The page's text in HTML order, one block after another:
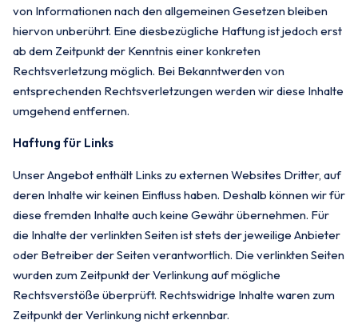
von Informationen nach den allgemeinen Gesetzen bleiben
hiervon unberührt. Eine diesbezügliche Haftung ist jedoch erst
ab dem Zeitpunkt der Kenntnis einer konkreten
Rechtsverletzung möglich. Bei Bekanntwerden von
entsprechenden Rechtsverletzungen werden wir diese Inhalte
umgehend entfernen.
Haftung für Links
Unser Angebot enthält Links zu externen Websites Dritter, auf
deren Inhalte wir keinen Einfluss haben. Deshalb können wir für
diese fremden Inhalte auch keine Gewähr übernehmen. Für
die Inhalte der verlinkten Seiten ist stets der jeweilige Anbieter
oder Betreiber der Seiten verantwortlich. Die verlinkten Seiten
wurden zum Zeitpunkt der Verlinkung auf mögliche
Rechtsverstöße überprüft. Rechtswidrige Inhalte waren zum
Zeitpunkt der Verlinkung nicht erkennbar.